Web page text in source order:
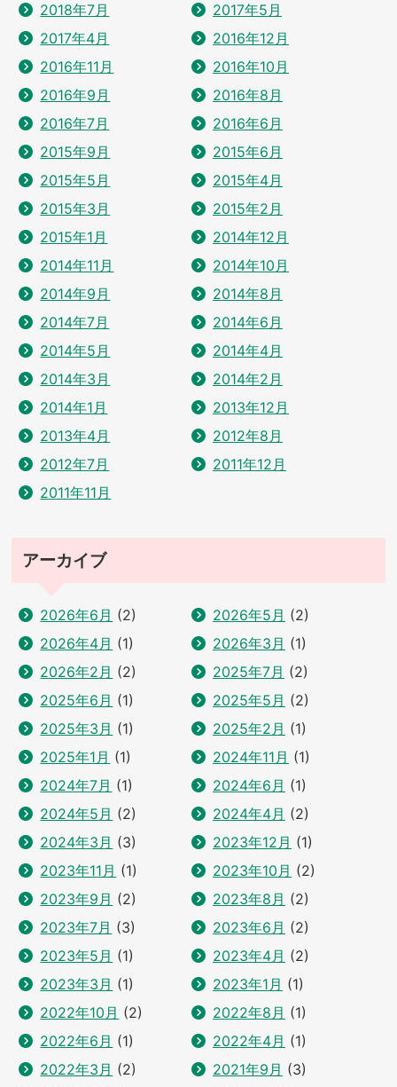
2018年7月
2017年5月
2017年4月
2016年12月
2016年11月
2016年10月
2016年9月
2016年8月
2016年7月
2016年6月
2015年9月
2015年6月
2015年5月
2015年4月
2015年3月
2015年2月
2015年1月
2014年12月
2014年11月
2014年10月
2014年9月
2014年8月
2014年7月
2014年6月
2014年5月
2014年4月
2014年3月
2014年2月
2014年1月
2013年12月
2013年4月
2012年8月
2012年7月
2011年12月
2011年11月
アーカイブ
2026年6月 (2) 2026年5月 (2)
2026年4月 (1) 2026年3月 (1)
2026年2月 (2) 2025年7月 (2)
2025年6月 (1) 2025年5月 (2)
2025年3月 (1) 2025年2月 (1)
2025年1月 (1) 2024年11月 (1)
2024年7月 (1) 2024年6月 (1)
2024年5月 (2) 2024年4月 (2)
2024年3月 (3) 2023年12月 (1)
2023年11月 (1) 2023年10月 (2)
2023年9月 (2) 2023年8月 (2)
2023年7月 (3) 2023年6月 (2)
2023年5月 (1) 2023年4月 (2)
2023年3月 (1) 2023年1月 (1)
2022年10月 (2) 2022年8月 (1)
2022年6月 (1) 2022年4月 (1)
2022年3月 (2) 2021年9月 (3)